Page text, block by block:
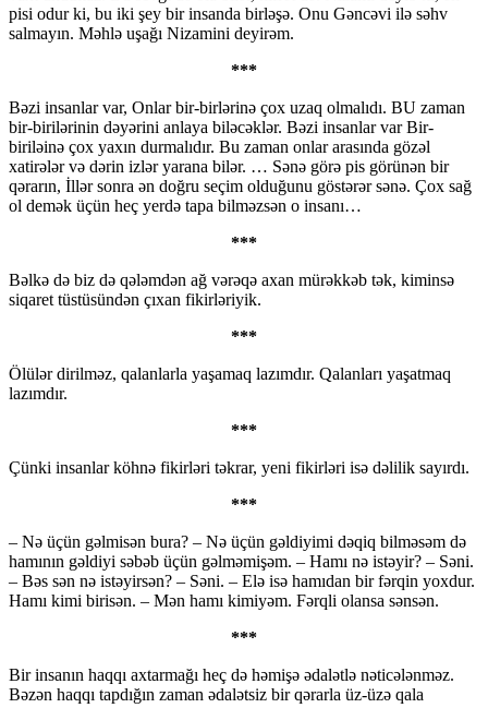
pisi odur ki, bu iki şey bir insanda birləşə. Onu Gəncəvi ilə səhv
salmayın. Məhlə uşağı Nizamini deyirəm.
***
Bəzi insanlar var, Onlar bir-birlərinə çox uzaq olmalıdı. BU zaman
bir-birilərinin dəyərini anlaya biləcəklər. Bəzi insanlar var Bir-
biriləinə çox yaxın durmalıdır. Bu zaman onlar arasında gözəl
xatirələr və dərin izlər yarana bilər. … Sənə görə pis görünən bir
qərarın, İllər sonra ən doğru seçim olduğunu göstərər sənə. Çox sağ
ol demək üçün heç yerdə tapa bilməzsən o insanı…
***
Bəlkə də biz də qələmdən ağ vərəqə axan mürəkkəb tək, kiminsə
siqaret tüstüsündən çıxan fikirləriyik.
***
Ölülər dirilməz, qalanlarla yaşamaq lazımdır. Qalanları yaşatmaq
lazımdır.
***
Çünki insanlar köhnə fikirləri təkrar, yeni fikirləri isə dəlilik sayırdı.
***
– Nə üçün gəlmisən bura? – Nə üçün gəldiyimi dəqiq bilməsəm də
hamının gəldiyi səbəb üçün gəlməmişəm. – Hamı nə istəyir? – Səni.
– Bəs sən nə istəyirsən? – Səni. – Elə isə hamıdan bir fərqin yoxdur.
Hamı kimi birisən. – Mən hamı kimiyəm. Fərqli olansa sənsən.
***
Bir insanın haqqı axtarmağı heç də həmişə ədalətlə nəticələnməz.
Bəzən haqqı tapdığın zaman ədalətsiz bir qərarla üz-üzə qala